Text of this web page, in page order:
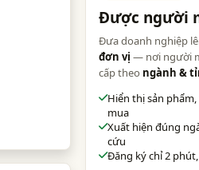
Được người
Đưa doanh nghiệp
đơn vị — nơi người
cấp theo ngành &
Hiển thị sản
mua
Xuất hiện đúng
cứu
Đăng ký chỉ 2